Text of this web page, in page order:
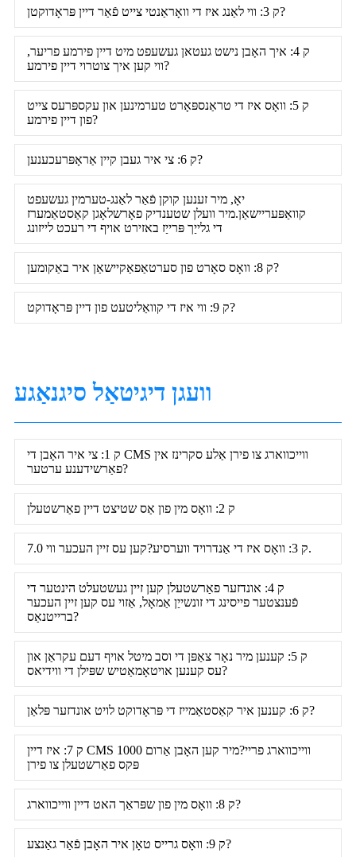
ק 3: ווי לאַנג איז די וואָראַנטי צייט פֿאַר דיין פּראָדוקטן?
ק 4: איך האָבן נישט געטאן געשעפט מיט דיין פירמע פריער,
ווי קען איך צוטרוי דיין פירמע?
ק 5: וואָס איז די טראַנספּאָרט טערמינען און עקספּרעס צייט
פון דיין פירמע?
ק 6: צי איר געבן קיין אַראָפּרעכענען?
יאָ, מיר זענען קוקן פֿאַר לאַנג-טערמין געשעפט
קוואַפּעריישאַן.מיר וועלן שטענדיק פאָרשלאָגן קאַסטאַמערז
די גלייַך פּרייַז באזירט אויף די רעכט לייזונג
ק 8: וואָס סאָרט פון סערטאַפאַקיישאַן איר באַקומען?
ק 9: ווי איז די קוואַליטעט פון דיין פּראָדוקט?
וועגן דיגיטאַל סיגנאַגע
ק 1: צי איר האָבן די CMS ווייכווארג צו פירן אַלע סקרינז אין
פאַרשידענע ערטער?
ק 2: וואָס מין פון אַס שטיצט דיין פאַרשטעלן
ק 3: וואָס איז די אַנדרויד ווערסיע?קען עס זיין העכער ווי 7.0.
ק 4: אונדזער פאַרשטעלן קען זיין געשטעלט הינטער די
פֿענצטער פייסינג די זונשייַן אַמאָל, אַזוי עס קען זיין העכער
ברייטנאַס?
ק 5: קענען מיר נאָר צאַפּן די וסב מיטל אויף דעם עקראַן און
עס קענען אויטאָמאַטיש שפּילן די ווידיאס?
ק 6: קענען איר קאַסטאַמייז די פּראָדוקט לויט אונדזער פּלאַן?
ק 7: איז דיין CMS ווייכווארג פריי?מיר קען האָבן אַרום 1000
פּקס פאַרשטעלן צו פירן
ק 8: וואָס מין פון שפּראַך האט דיין ווייכווארג?
ק 9: וואָס גרייס טאָן איר האָבן פֿאַר גאַנצע?